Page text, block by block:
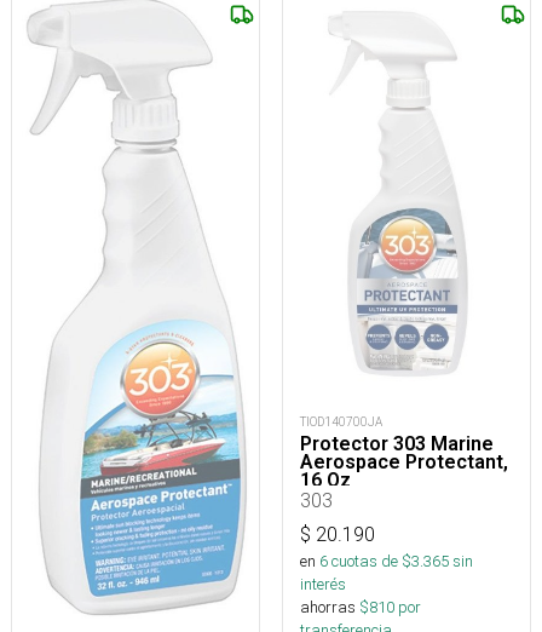
TIOD140700JA
Protector 303 Marine
Aerospace Protectant,
16 Oz
303
$ 20.190
en 6cuotas de $3.365sin
interés
ahorras $810 por